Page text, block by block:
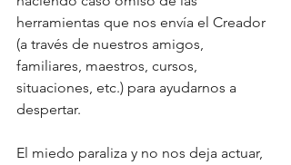
herramientas que nos envía el Creador
(a través de nuestros amigos,
familiares, maestros, cursos,
situaciones, etc.) para ayudarnos a
despertar.
El miedo paraliza y no nos deja actuar,